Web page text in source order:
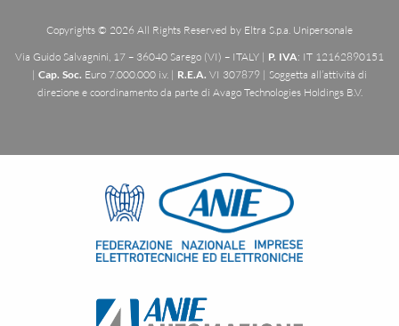
Copyrights © 2026 All Rights Reserved by Eltra S.p.a. Unipersonale
Via Guido Salvagnini, 17 – 36040 Sarego (VI) – ITALY | P. IVA: IT 12162890151
| Cap. Soc. Euro 7.000.000 i.v. | R.E.A. VI 307879 | Soggetta all’attività di
direzione e coordinamento da parte di Avago Technologies Holdings B.V.